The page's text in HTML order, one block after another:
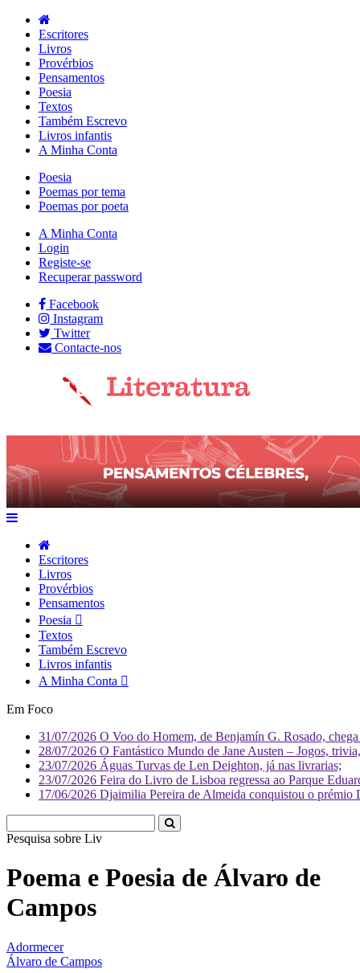
Escritores
Livros
Provérbios
Pensamentos
Poesia
Textos
Também Escrevo
Livros infantis
A Minha Conta
Poesia
Poemas por tema
Poemas por poeta
A Minha Conta
Login
Registe-se
Recuperar password
Facebook
Instagram
Twitter
Contacte-nos
Escritores
Livros
Provérbios
Pensamentos
Poesia
Textos
Também Escrevo
Livros infantis
A Minha Conta
Em Foco
31/07/2026 O Voo do Homem, de Benjamín G. Rosado,
28/07/2026 O Fantástico Mundo de Jane Austen – Jogos,
23/07/2026 Águas Turvas de Len Deighton, já nas livrarias;
23/07/2026 Feira do Livro de Lisboa regressa ao Parque
17/06/2026 Djaimilia Pereira de Almeida conquistou o
Pesquisa sobre Literatura
Poema e Poesia de Álvaro de
Campos
Adormecer
Álvaro de Campos